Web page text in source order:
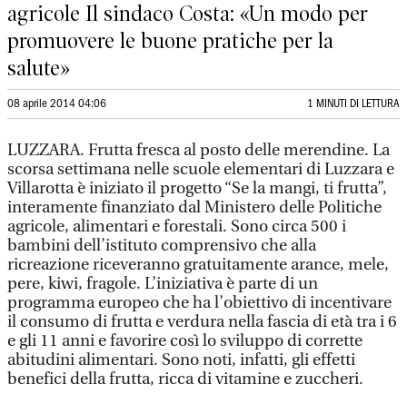
agricole Il sindaco Costa: «Un modo per
promuovere le buone pratiche per la
salute»
08 aprile 2014 04:06 1 MINUTI DI LETTURA
LUZZARA. Frutta fresca al posto delle merendine. La
scorsa settimana nelle scuole elementari di Luzzara e
Villarotta è iniziato il progetto “Se la mangi, ti frutta”,
interamente finanziato dal Ministero delle Politiche
agricole, alimentari e forestali. Sono circa 500 i
bambini dell’istituto comprensivo che alla
ricreazione riceveranno gratuitamente arance, mele,
pere, kiwi, fragole. L’iniziativa è parte di un
programma europeo che ha l’obiettivo di incentivare
il consumo di frutta e verdura nella fascia di età tra i 6
e gli 11 anni e favorire così lo sviluppo di corrette
abitudini alimentari. Sono noti, infatti, gli effetti
benefici della frutta, ricca di vitamine e zuccheri.